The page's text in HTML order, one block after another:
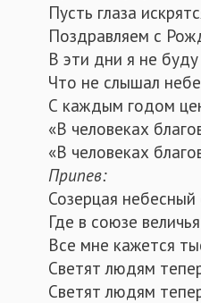
Пусть глаза
Поздравляем с
В эти дни я не буду
Что не слышал
С каждым годом
«В человеках
«В человеках
Припев:
Созерцая небесный
Где в союзе
Все мне кажется
Светят людям
Светят людям